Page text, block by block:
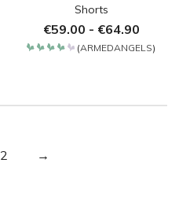
Shorts
€59.00 - €64.90
(ARMEDANGELS)
2 →